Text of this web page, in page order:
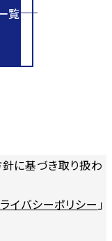
覧
に基づき取り扱わ
イバシーポリシー 」